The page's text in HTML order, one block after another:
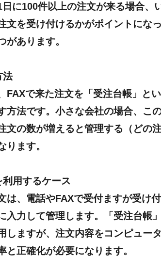
日に100件以上の注文が来る場合、
文を受け付けるかがポイントにな
があります。
法
FAXで来た注文を「受注台帳」と
方法です。小さな会社の場合、こ
文の数が増えると管理する（どの
ります。
用するケース
は、電話やFAXで受付ますが受け
入力して管理します。「受注台帳
しますが、注文内容をコンピュー
と正確化が必要になります。